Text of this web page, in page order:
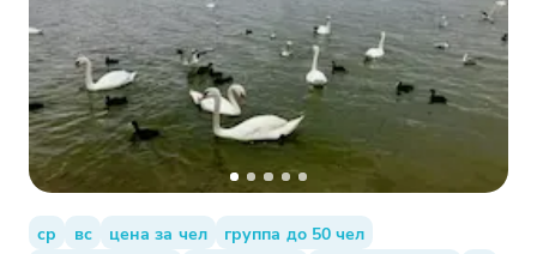
ср вс цена за чел
группа до 50 чел